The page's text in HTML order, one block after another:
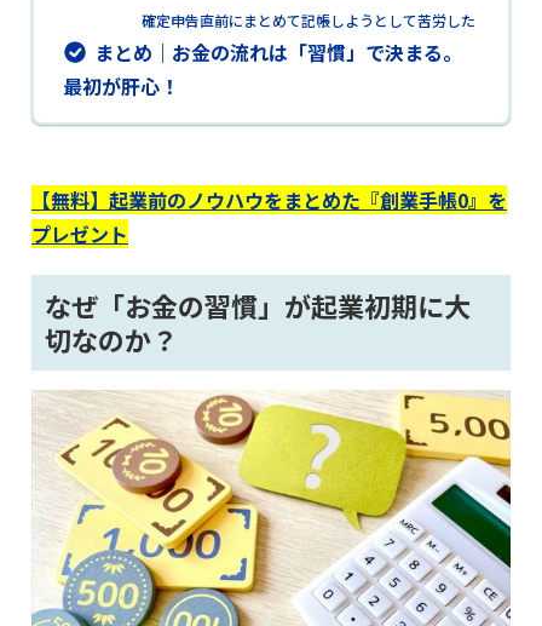
確定申告直前にまとめて記帳しようとして苦労した
まとめ｜お金の流れは「習慣」で決まる。
最初が肝心！
【無料】起業前のノウハウをまとめた『創業手帳0』を
プレゼント
なぜ「お金の習慣」が起業初期に大
切なのか？